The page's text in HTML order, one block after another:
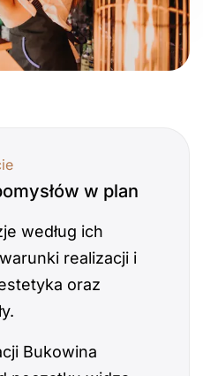
w plan
według ich
realizacji i
oraz
Bukowina